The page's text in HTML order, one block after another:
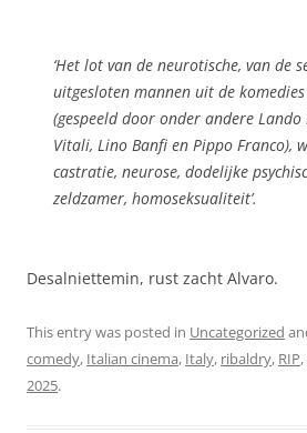
‘Het lot van de neurotische, van de
uitgesloten mannen uit de
(gespeeld door onder andere Lando
Vitali, Lino Banfi en Pippo Franco),
castratie, neurose, dodelijke
zeldzamer, homoseksualiteit’.
Desalniettemin, rust zacht Alvaro.
This entry was posted in Uncategorized
comedy, Italian cinema, Italy, ribaldry, RIP,
2025.